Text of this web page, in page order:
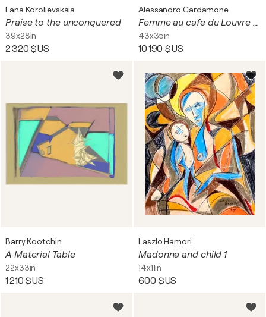
Lana Korolievskaia
Praise to the unconquered
39x28in
2 320 $US
Alessandro Cardamone
Femme au cafe du Louvre Code: AC0031H CHINA EDITION DIGITAL LIMITED SIGNED
43x35in
10 190 $US
Barry Kootchin
A Material Table
22x33in
1 210 $US
Laszlo Hamori
Madonna and child 1
14x11in
600 $US